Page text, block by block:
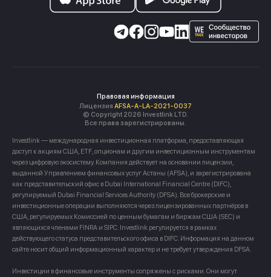
Правовая информация
Лицензия AFSA-A-LA-2021-0037
© Copyright 2026 Investlink LTD.
Все права зарегистрированы.
Investlink — международная инвестиционная платформа, предоставляющая
доступ к акциям США, ETF, опционам и другим инвестиционным инструментам
через цифровую экосистему. Компания действует на основании лицензии,
выданной Управлением финансовых услуг Астаны (AFSA), и зарегистрирована
как представительский офис в Dubai International Financial Centre (DIFC),
регулируемый Dubai Financial Services Authority (DFSA). Все брокерские и
инвестиционные операции выполняются через лицензированных партнёров в
США, регулируемых Комиссией по ценным бумагам и биржам США (SEC) и
являющихся членами FINRA и SIPC. Investlink регулируется в рамках
действующего статуса представительского офиса в DIFC. Информация на данном
сайте носит общий информационный характер и не требует утверждения DFSA.
Инвестиции в финансовые инструменты сопряжены с рисками. Они могут